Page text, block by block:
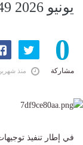
يونيو 2026 12:49 مـ
0
مشاركة منذ
في إطار تنفيذ